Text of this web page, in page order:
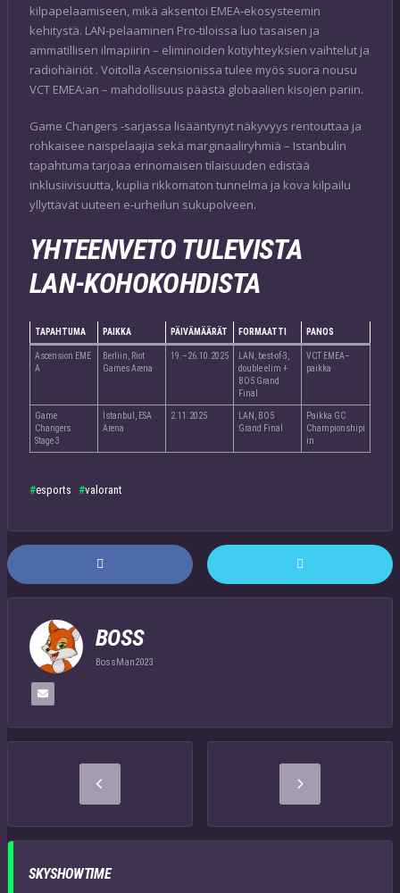
kilpapelaamiseen, mikä aksentoi EMEA‑ekosysteemin
kehitystä. LAN‑pelaaminen Pro‑tiloissa luo tasaisen ja
ammatillisen ilmapiirin – eliminoiden kotiyhteyksien vaihtelut ja
radiohäiriöt . Voitolla Ascensionissa tulee myös suora nousu
VCT EMEA:an – mahdollisuus päästä globaalien kisojen pariin.
Game Changers ‑sarjassa lisääntynyt näkyvyys rentouttaa ja
rohkaisee naispelaajia sekä marginaaliryhmiä – Istanbulin
tapahtuma tarjoaa erinomaisen tilaisuuden edistää
inklusiivisuutta, kuplia rikkomaton tunnelma ja kova kilpailu
yllyttävät uuteen e‑urheilun sukupolveen.
YHTEENVETO TULEVISTA
LAN‑KOHOKOHDISTA
TAPAHTUMA PAIKKA PÄIVÄMÄÄRÄT FORMAATTI PANOS
Ascension EME
A
Berliin, Riot
Games Arena
19.–26.10.2025
LAN, best‑of‑3,
double elim +
BO5 Grand
Final
VCT EMEA–
paikka
Game
Changers
Stage 3
İstanbul, ESA
Arena
2.11.2025
LAN, BO5
Grand Final
Paikka GC
Championshipi
in
esports valorant
BOSS
BossMan2023
SKYSHOWTIME